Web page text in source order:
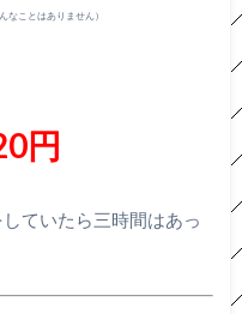
なことはありません）
円
ていたら三時間はあっ